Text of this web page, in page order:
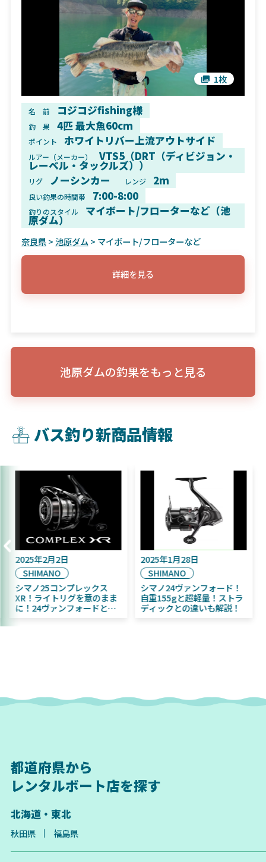
1枚
名 前 コジコジfishing様
釣 果 4匹 最大魚60cm
ポイント ホワイトリバー上流アウトサイド
ルアー（メーカー） VTS5（DRT（ディビジョン・
レーベル・タックルズ））
リグ ノーシンカー レンジ 2m
良い釣果の時間帯 7:00-8:00
釣りのスタイル マイボート/フローターなど（池
原ダム）
奈良県> 池原ダム > マイボート/フローターなど
詳細を見る
池原ダムの釣果をもっと見る
バス釣り新商品情報
年9月16日
年11月発売予定！
ふく魚／ちびふく魚
ッグベイト初心者にお
2025年2月2日
SHIMANO
シマノ25コンプレックス
XR！ライトリグを意のまま
に！24ヴァンフォードとの
自重
都道府県から
レンタルボート店を探す
北海道・東北
秋田県 福島県